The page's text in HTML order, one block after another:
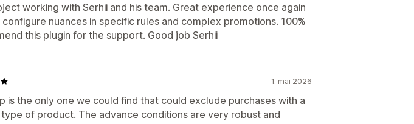
working with Serhii and his team. Great experience once again
configure nuances in specific rules and complex promotions. 100%
this plugin for the support. Good job Serhii
1. mai 2026
is the only one we could find that could exclude purchases with a
of product. The advance conditions are very robust and